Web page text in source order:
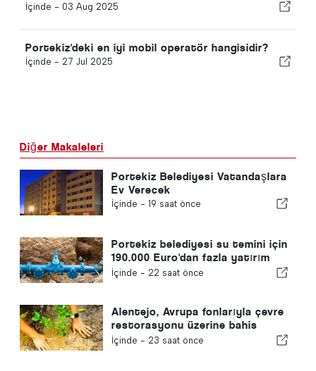
İçinde - 03 Aug 2025
Portekiz'deki en iyi mobil operatör hangisidir?
İçinde - 27 Jul 2025
Diğer Makaleleri
Portekiz Belediyesi Vatandaşlara
Ev Verecek
İçinde - 19 saat önce
Portekiz belediyesi su temini için
190.000 Euro'dan fazla yatırım
yapıyor
İçinde - 22 saat önce
Alentejo, Avrupa fonlarıyla çevre
restorasyonu üzerine bahis
yapıyor
İçinde - 23 saat önce